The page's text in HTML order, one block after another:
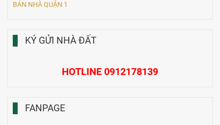
BÁN NHÀ QUẬN 1
KÝ GỬI NHÀ ĐẤT
HOTLINE 0912178139
FANPAGE